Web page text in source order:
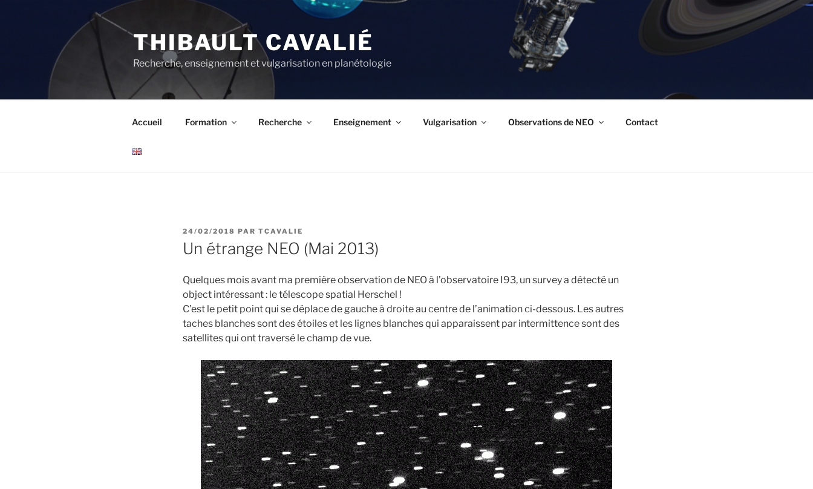
THIBAULT CAVALIÉ
Recherche, enseignement et vulgarisation en planétologie
Accueil Formation Recherche Enseignement Vulgarisation Observations de NEO Contact
PUBLIÉ
LE
24/02/2018 PAR TCAVALIE
Un étrange NEO (Mai 2013)
Quelques mois avant ma première observation de NEO à l’observatoire I93, un survey a détecté un
object intéressant : le télescope spatial Herschel !
C’est le petit point qui se déplace de gauche à droite au centre de l’animation ci-dessous. Les autres
taches blanches sont des étoiles et les lignes blanches qui apparaissent par intermittence sont des
satellites qui ont traversé le champ de vue.